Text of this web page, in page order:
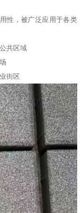
性，被广泛应用于各类
共区域
街区